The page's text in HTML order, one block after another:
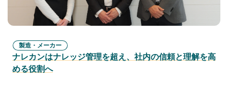
製造・メーカー
ナレカンはナレッジ管理を超え、社内の信頼と理解を高
める役割へ